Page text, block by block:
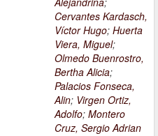
Cervantes Kardasch,
Víctor Hugo; Huerta
Viera, Miguel;
Olmedo Buenrostro,
Bertha Alicia;
Palacios Fonseca,
Alin; Virgen Ortiz,
Adolfo; Montero
Cruz, Sergio Adrian